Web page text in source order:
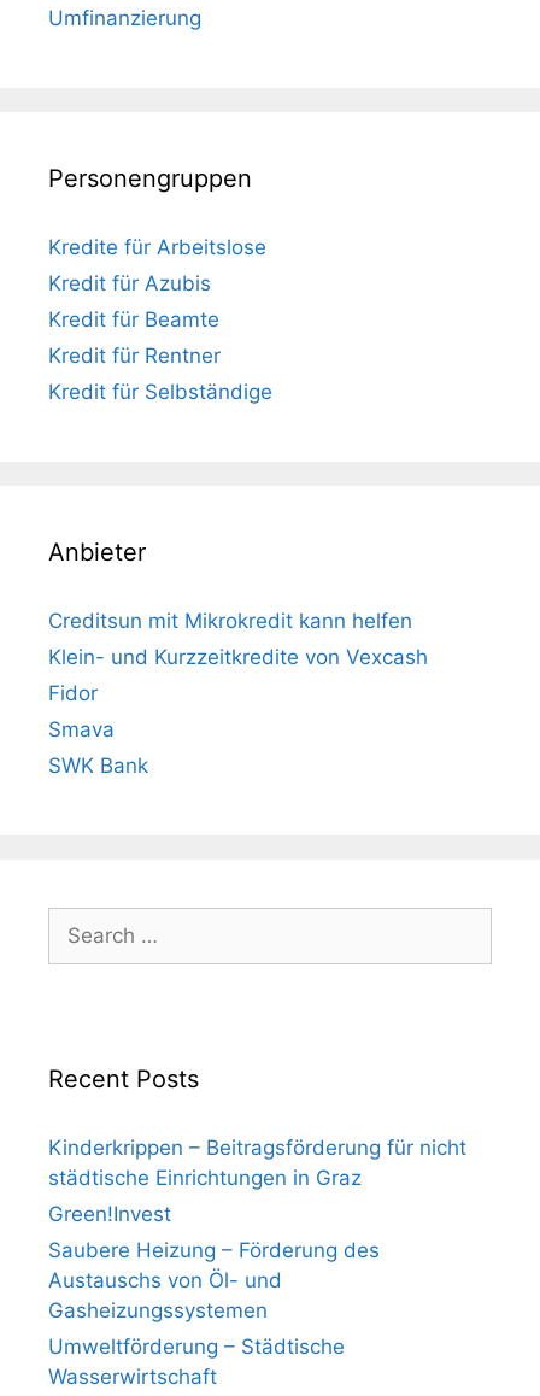
Umfinanzierung
Personengruppen
Kredite für Arbeitslose
Kredit für Azubis
Kredit für Beamte
Kredit für Rentner
Kredit für Selbständige
Anbieter
Creditsun mit Mikrokredit kann helfen
Klein- und Kurzzeitkredite von Vexcash
Fidor
Smava
SWK Bank
for:
Recent Posts
Kinderkrippen – Beitragsförderung für nicht
städtische Einrichtungen in Graz
Green!Invest
Saubere Heizung – Förderung des
Austauschs von Öl- und
Gasheizungssystemen
Umweltförderung – Städtische
Wasserwirtschaft